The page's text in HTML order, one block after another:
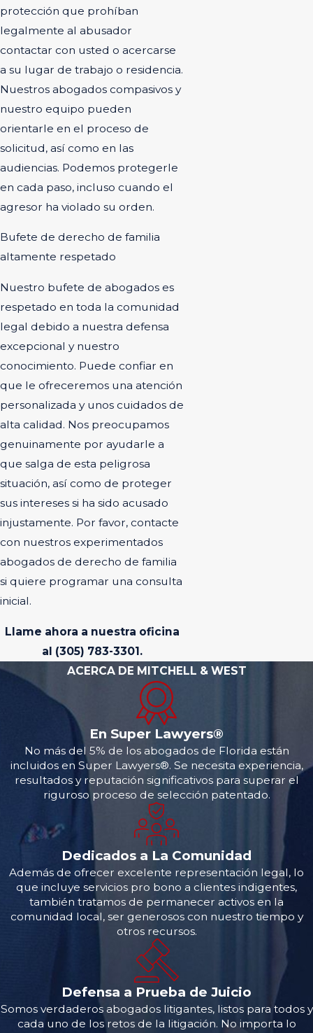
protección que prohíban
legalmente al abusador
contactar con usted o acercarse
a su lugar de trabajo o residencia.
Nuestros abogados compasivos y
nuestro equipo pueden
orientarle en el proceso de
solicitud, así como en las
audiencias. Podemos protegerle
en cada paso, incluso cuando el
agresor ha violado su orden.
Bufete de derecho de familia
altamente respetado
Nuestro bufete de abogados es
respetado en toda la comunidad
legal debido a nuestra defensa
excepcional y nuestro
conocimiento. Puede confiar en
que le ofreceremos una atención
personalizada y unos cuidados de
alta calidad. Nos preocupamos
genuinamente por ayudarle a
que salga de esta peligrosa
situación, así como de proteger
sus intereses si ha sido acusado
injustamente. Por favor, contacte
con nuestros experimentados
abogados de derecho de familia
si quiere programar una consulta
inicial.
Llame ahora a nuestra oficina
al (305) 783-3301.
ACERCA DE MITCHELL & WEST
En Super Lawyers®
No más del 5% de los abogados de Florida están
incluidos en Super Lawyers®. Se necesita experiencia,
resultados y reputación significativos para superar el
riguroso proceso de selección patentado.
Dedicados a La Comunidad
Además de ofrecer excelente representación legal, lo
que incluye servicios pro bono a clientes indigentes,
también tratamos de permanecer activos en la
comunidad local, ser generosos con nuestro tiempo y
otros recursos.
Defensa a Prueba de Juicio
Somos verdaderos abogados litigantes, listos para todos y
cada uno de los retos de la litigación. No importa lo